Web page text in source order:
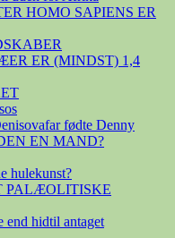
HOMO SAPIENS ER
ER (MINDST) 1,4
fødte Denny
EN MAND?
hulekunst?
PALÆOLITISKE
end hidtil antaget